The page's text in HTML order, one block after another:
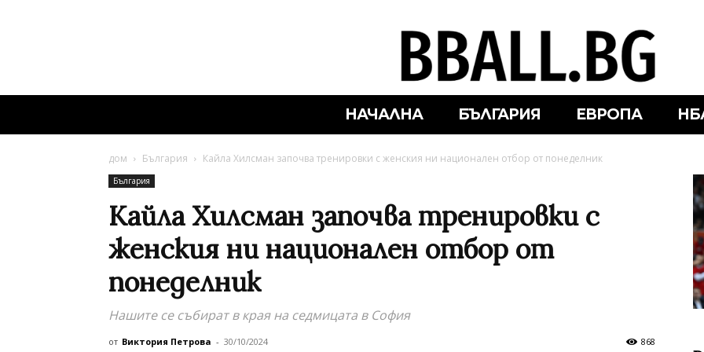
НАЧАЛНА БЪЛГАРИЯ ЕВРОПА
дом България Кайла Хилсман започва тренировки с женския ни национален отбор от понеделник
България
Кайла Хилсман започва тренировки с
женския ни национален отбор от
понеделник
Нашите се събират в края на седмицата в София
от Виктория Петрова - 30/10/2024 868